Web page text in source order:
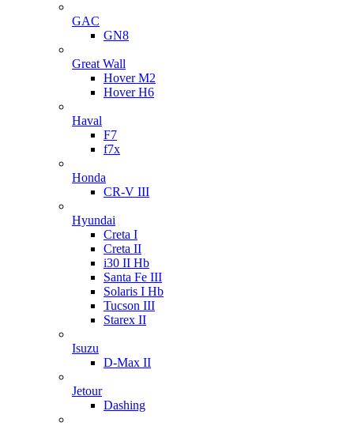
GAC
GN8
Great Wall
Hover M2
Hover H6
Haval
F7
f7x
Honda
CR-V III
Hyundai
Creta I
Creta II
i30 II Hb
Santa Fe III
Solaris I Hb
Tucson III
Starex II
Isuzu
D-Max II
Jetour
Dashing